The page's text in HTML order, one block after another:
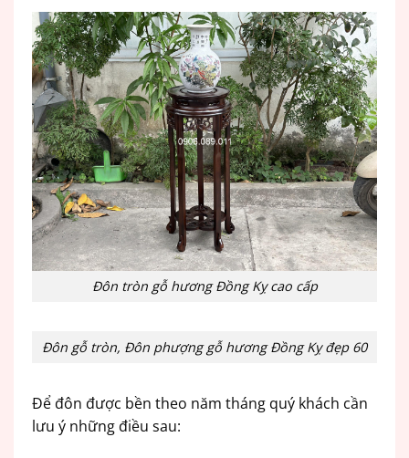
Đôn tròn gỗ hương Đồng Kỵ cao cấp
Đôn gỗ tròn, Đôn phượng gỗ hương Đồng Kỵ đẹp 60
Để đôn được bền theo năm tháng quý khách cần
lưu ý những điều sau: